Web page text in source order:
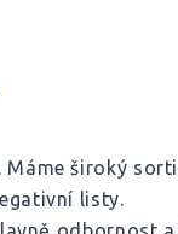
Máme široký
listy.